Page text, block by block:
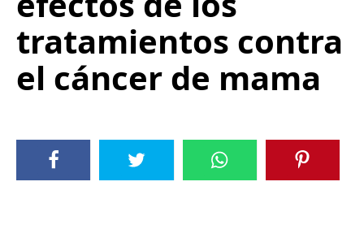
tratamientos contra
el cáncer de mama